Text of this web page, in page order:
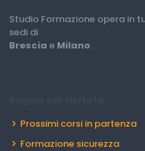
Studio Formazione opera in
sedi di
Brescia e Milano.
Prossimi corsi in partenza
Formazione sicurezza